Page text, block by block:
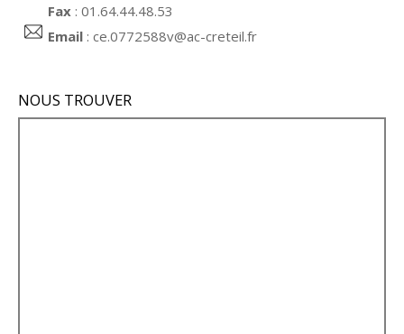
Fax : 01.64.44.48.53
Email :ce.0772588v@ac-creteil.fr
NOUS TROUVER